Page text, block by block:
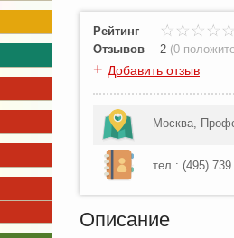
Рейтинг
Отзывов
2 (0
+ Добавить отзыв
Москва,
тел.: (495)
Описание